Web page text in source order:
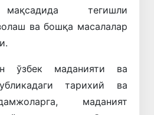
тегишли
ва бошқа масалалар
ўзбек маданияти ва
тарихий ва
маданият